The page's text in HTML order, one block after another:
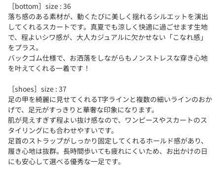
［bottom］size : 36
落ち感のある素材が、動くたびに美しく揺れるシルエットを演出
してくれるスカートです。真夏でも涼しく快適に過ごせます生地
で、程よいシワ感が、大人カジュアルに欠かせない「こなれ感」
をプラス。
バックゴム仕様で、お洒落をしながらもノンストレスな穿き心地
を叶えてくれる一着です！
［shoes］size : 37
足の甲を綺麗に見せてくれるT字ラインと複数の細いラインのおか
げで、足元がすっきりと華奢な印象になります。
肌が見えすぎず程よい抜け感なので、ワンピースやスカートのス
タイリングにも合わせやすいです。
足首のストラップがしっかり固定してくれるホールド感があり、
履き心地は抜群。長時間歩いても疲れにくいため、お出かけの日
にも安心して選べる優秀な一足です。